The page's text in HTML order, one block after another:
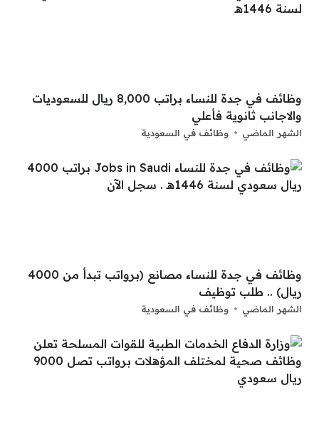
وظائف في جدة للنساء براتب 8,000 ريال للسعوديات
والاجانب ثانوية فأعلي
الشهر الماضي وظائف في السعودية
وظائف في جدة للنساء مصانع (برواتب تبدأ من 4000
ريال) .. طلب توظيف
الشهر الماضي وظائف في السعودية